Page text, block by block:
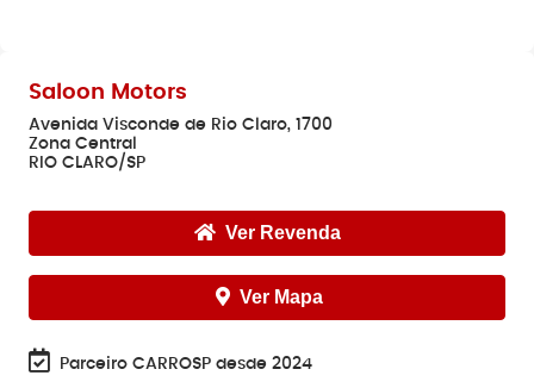
Saloon Motors
Avenida Visconde de Rio Claro, 1700
Zona Central
RIO CLARO/SP
Ver Revenda
Ver Mapa
Parceiro CARROSP desde 2024